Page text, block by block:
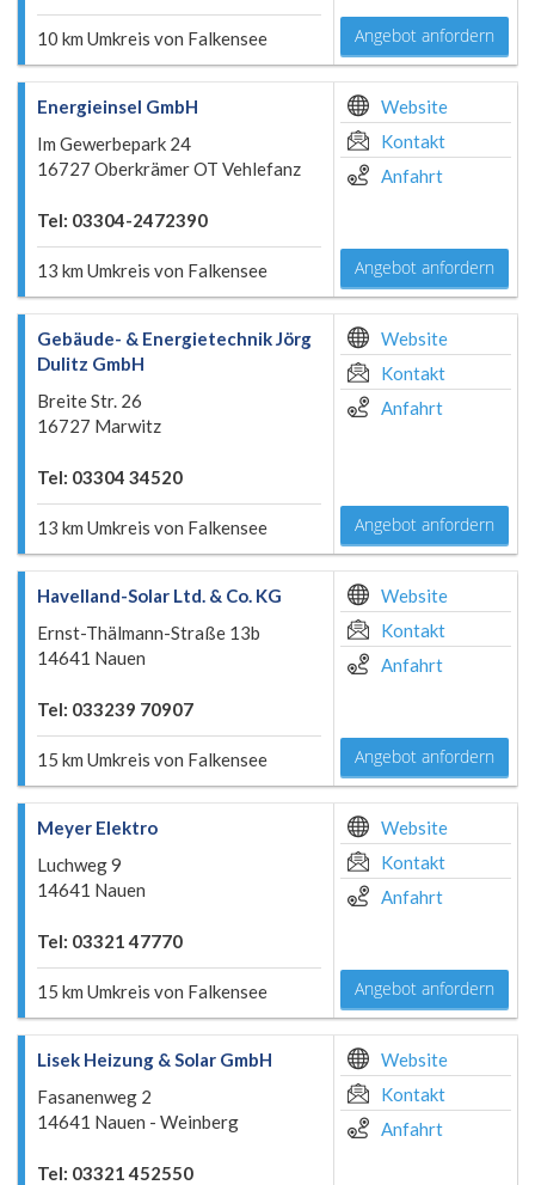
10 km Umkreis von Falkensee Angebot anfordern
Energieinsel GmbH
Im Gewerbepark 24
16727 Oberkrämer OT Vehlefanz
Tel: 03304-2472390
13 km Umkreis von Falkensee
Website
Kontakt
Anfahrt
Angebot anfordern
Gebäude- & Energietechnik Jörg
Dulitz GmbH
Breite Str. 26
16727 Marwitz
Tel: 03304 34520
13 km Umkreis von Falkensee
Website
Kontakt
Anfahrt
Angebot anfordern
Havelland-Solar Ltd. & Co. KG
Ernst-Thälmann-Straße 13b
14641 Nauen
Tel: 033239 70907
15 km Umkreis von Falkensee
Website
Kontakt
Anfahrt
Angebot anfordern
Meyer Elektro
Luchweg 9
14641 Nauen
Tel: 03321 47770
15 km Umkreis von Falkensee
Website
Kontakt
Anfahrt
Angebot anfordern
Lisek Heizung & Solar GmbH
Fasanenweg 2
14641 Nauen - Weinberg
Tel: 03321 452550
Website
Kontakt
Anfahrt